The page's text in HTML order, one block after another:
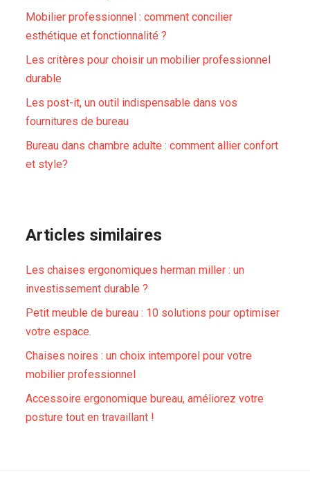
Mobilier professionnel : comment concilier
esthétique et fonctionnalité ?
Les critères pour choisir un mobilier professionnel
durable
Les post-it, un outil indispensable dans vos
fournitures de bureau
Bureau dans chambre adulte : comment allier confort
et style?
Articles similaires
Les chaises ergonomiques herman miller : un
investissement durable ?
Petit meuble de bureau : 10 solutions pour optimiser
votre espace.
Chaises noires : un choix intemporel pour votre
mobilier professionnel
Accessoire ergonomique bureau, améliorez votre
posture tout en travaillant !